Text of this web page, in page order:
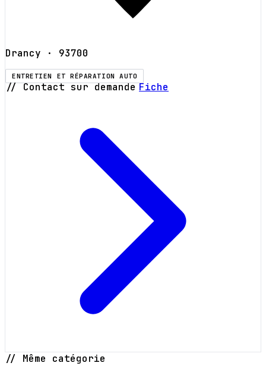
Drancy · 93700
ENTRETIEN ET RÉPARATION AUTO
// Contact sur demande Fiche
// Même catégorie